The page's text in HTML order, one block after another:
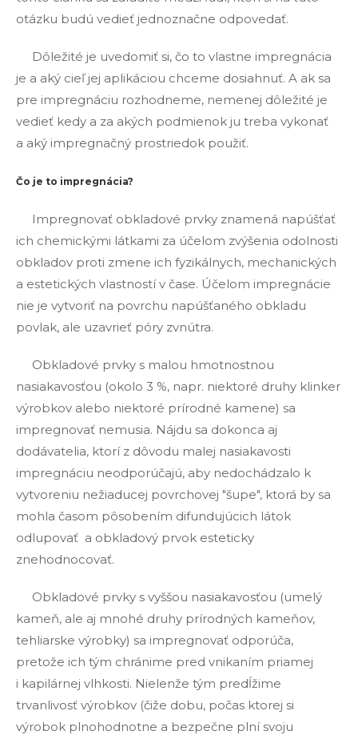
otázku budú vedieť jednoznačne odpovedať.
Dôležité je uvedomiť si, čo to vlastne impregnácia
je a aký cieľ jej aplikáciou chceme dosiahnuť. A ak sa
pre impregnáciu rozhodneme, nemenej dôležité je
vedieť kedy a za akých podmienok ju treba vykonať
a aký impregnačný prostriedok použiť.
Čo je to impregnácia?
Impregnovať obkladové prvky znamená napúšťať
ich chemickými látkami za účelom zvýšenia odolnosti
obkladov proti zmene ich fyzikálnych, mechanických
a estetických vlastností v čase. Účelom impregnácie
nie je vytvoriť na povrchu napúšťaného obkladu
povlak, ale uzavrieť póry zvnútra.
Obkladové prvky s malou hmotnostnou
nasiakavosťou (okolo 3 %, napr. niektoré druhy klinker
výrobkov alebo niektoré prírodné kamene) sa
impregnovať nemusia. Nájdu sa dokonca aj
dodávatelia, ktorí z dôvodu malej nasiakavosti
impregnáciu neodporúčajú, aby nedochádzalo k
vytvoreniu nežiaducej povrchovej "šupe", ktorá by sa
mohla časom pôsobením difundujúcich látok
odlupovať a obkladový prvok esteticky
znehodnocovať.
Obkladové prvky s vyššou nasiakavosťou (umelý
kameň, ale aj mnohé druhy prírodných kameňov,
tehliarske výrobky) sa impregnovať odporúča,
pretože ich tým chránime pred vnikaním priamej
i kapilárnej vlhkosti. Nielenže tým predĺžime
trvanlivosť výrobkov (čiže dobu, počas ktorej si
výrobok plnohodnotne a bezpečne plní svoju